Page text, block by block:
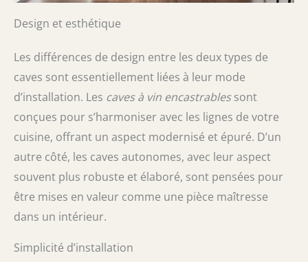
Design et esthétique
Les différences de design entre les deux types de
caves sont essentiellement liées à leur mode
d’installation. Les caves à vin encastrablessont
conçues pour s’harmoniser avec les lignes de votre
cuisine, offrant un aspect modernisé et épuré. D’un
autre côté, les caves autonomes, avec leur aspect
souvent plus robuste et élaboré, sont pensées pour
être mises en valeur comme une pièce maîtresse
dans un intérieur.
Simplicité d’installation